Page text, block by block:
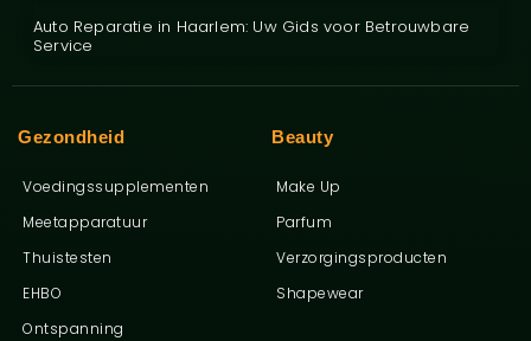
Beauty
Make Up
Parfum
Verzorgingsproducten
Shapewear
Gezondheid
Voedingssupplementen
Meetapparatuur
Thuistesten
EHBO
Ontspanning
Auto Reparatie in Haarlem: Uw Gids voor Betrouwbare
Service